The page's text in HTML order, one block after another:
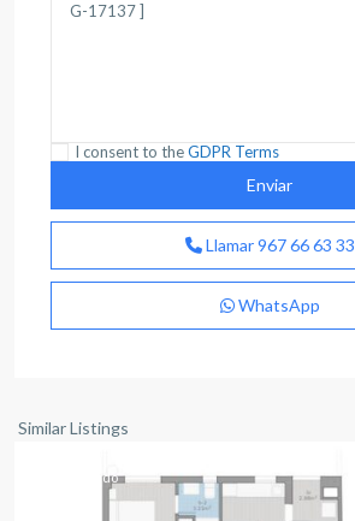
I consent to theGDPR Terms
Llamar967 66 63 33
WhatsApp
Similar Listings
capital
Destacado